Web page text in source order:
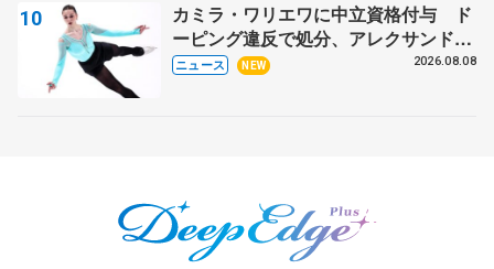
カミラ・ワリエワに中立資格付与 ド
ーピング違反で処分、アレクサンド
ラ・イグナトワも
ニュース NEW 2026.08.08